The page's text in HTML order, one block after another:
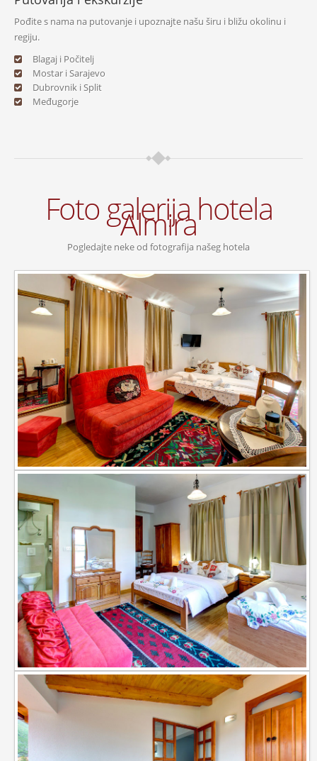
Pođite s nama na putovanje i upoznajte našu širu i bližu okolinu i
regiju.
Blagaj i Počitelj
Mostar i Sarajevo
Dubrovnik i Split
Međugorje
Foto galerija hotela
Almira
Pogledajte neke od fotografija našeg hotela